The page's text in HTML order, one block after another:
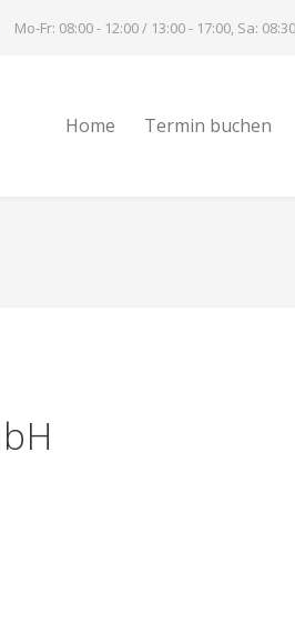
Mo-Fr: 08:00 - 12:00 / 13:00 - 17:00, Sa:
Home Termin buchen